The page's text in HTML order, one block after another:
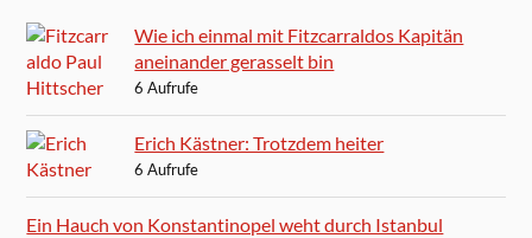
Wie ich einmal mit Fitzcarraldos Kapitän
aneinander gerasselt bin
6 Aufrufe
Erich Kästner: Trotzdem heiter
6 Aufrufe
Ein Hauch von Konstantinopel weht durch Istanbul